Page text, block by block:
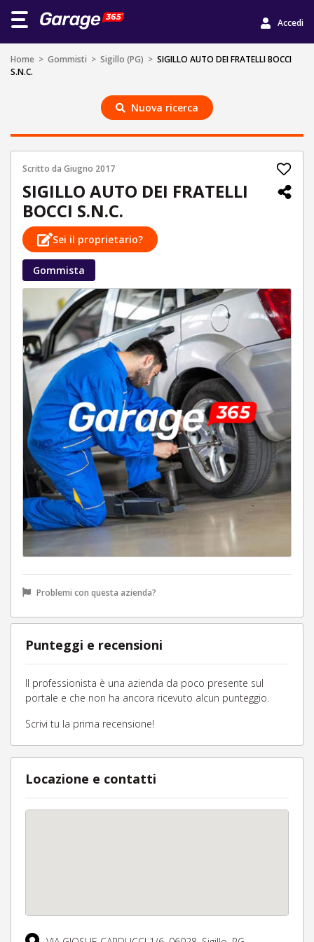
Accedi
Home > Gommisti > Sigillo (PG) > SIGILLO AUTO DEI FRATELLI BOCCI
S.N.C.
Nuova ricerca
Scritto da Giugno 2017
SIGILLO AUTO DEI FRATELLI
BOCCI S.N.C.
Sei il proprietario?
Gommista
Problemi con questa azienda?
Punteggi e recensioni
Il professionista è una azienda da poco presente sul
portale e che non ha ancora ricevuto alcun punteggio.
Scrivi tu la prima recensione!
Locazione e contatti